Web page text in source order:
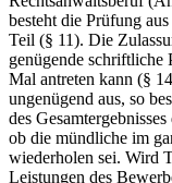
besteht die Prüfung
Teil (§ 11). Die
genügende schriftliche
Mal antreten kann (§
ungenügend aus, so
des
ob die mündliche im
wiederholen sei. Wird
Leistungen des